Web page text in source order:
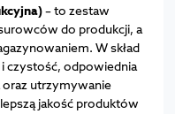
– to zestaw
do produkcji, a
W skład
czystość, odpowiednia
utrzymywanie
jakość produktów